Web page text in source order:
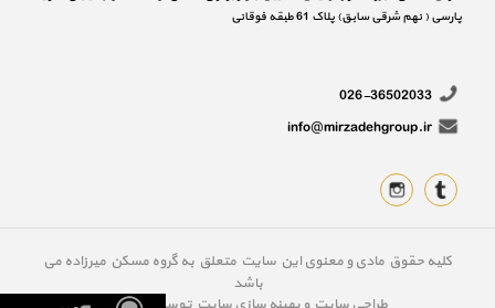
پارسی ( نهم شرقی سابق) پلاک 61 طبقه فوقانی
026-36502033
info@mirzadehgroup.ir
کلیه حقوق مادی و معنوی این سایت متعلق به گروه مسکن میرزاده می
باشد